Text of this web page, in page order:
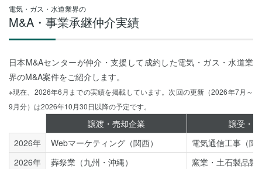
電気・ガス・水道業界の
M&A・事業承継仲介実績
日本M&Aセンターが仲介・支援して成約した電気・ガス・水道業
界のM&A案件をご紹介します。
※現在、2026年6月までの実績を掲載しています。次回の更新（2026年7月～
9月分）は2026年10月30日以降の予定です。
譲渡・売却企業
譲受・
2026年
Webマーケティング（関西）
電気通信工事（関
2026年
葬祭業（九州・沖縄）
窯業・土石製品製